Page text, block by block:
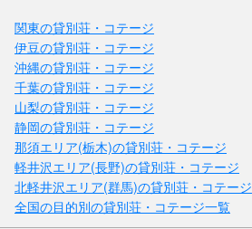
関東の貸別荘・コテージ
伊豆の貸別荘・コテージ
沖縄の貸別荘・コテージ
千葉の貸別荘・コテージ
山梨の貸別荘・コテージ
静岡の貸別荘・コテージ
那須エリア(栃木)の貸別荘・コテージ
軽井沢エリア(長野)の貸別荘・コテージ
北軽井沢エリア(群馬)の貸別荘・コテージ
全国の目的別の貸別荘・コテージ一覧